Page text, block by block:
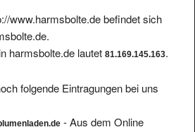
www.harmsbolte.de befindet sich
harmsbolte.de lautet 81.169.145.163.
folgende Eintragungen bei uns
- Aus dem Online